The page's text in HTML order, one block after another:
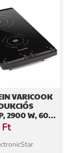
VARICOOK
2900 W, 60-
Ft